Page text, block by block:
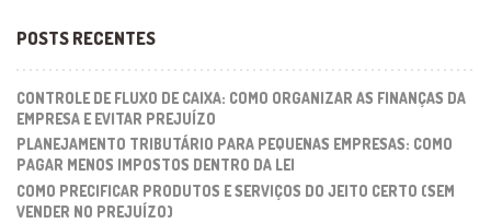
POSTS RECENTES
CONTROLE DE FLUXO DE CAIXA: COMO ORGANIZAR AS FINANÇAS DA
EMPRESA E EVITAR PREJUÍZO
PLANEJAMENTO TRIBUTÁRIO PARA PEQUENAS EMPRESAS: COMO
PAGAR MENOS IMPOSTOS DENTRO DA LEI
COMO PRECIFICAR PRODUTOS E SERVIÇOS DO JEITO CERTO (SEM
VENDER NO PREJUÍZO)